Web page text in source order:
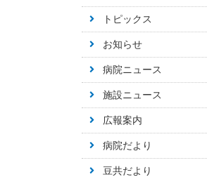
トピックス
お知らせ
病院ニュース
施設ニュース
広報案内
病院だより
豆共だより